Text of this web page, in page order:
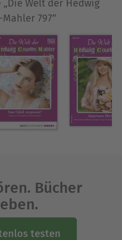
Welt der Hedwig
797“
Bücher
testen